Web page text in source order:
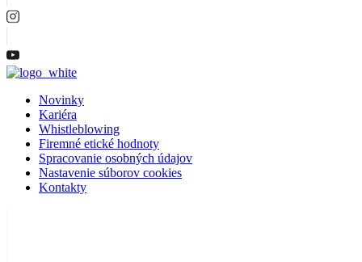
Menu
Novinky
Kariéra
Whistleblowing
Firemné etické hodnoty
Spracovanie osobných údajov
Nastavenie súborov cookies
Kontakty